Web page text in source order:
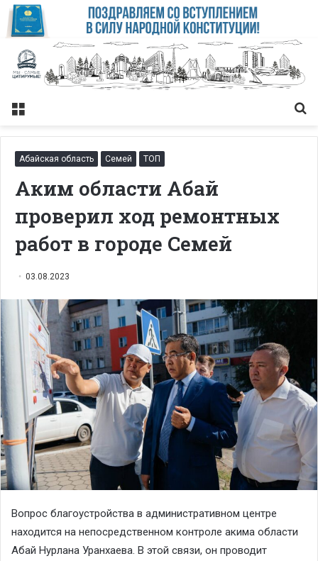
Меню
Абайская область Семей ТОП
Аким области Абай
проверил ход ремонтных
работ в городе Семей
03.08.2023
Вопрос благоустройства в административном центре
находится на непосредственном контроле акима области
Абай Нурлана Уранхаева. В этой связи, он проводит